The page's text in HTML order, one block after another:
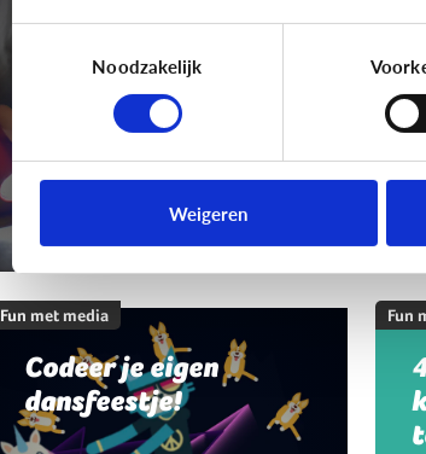
Noodzakelijk
Weigeren
Fun met media
Codeer je eigen
dansfeestje!
Fun